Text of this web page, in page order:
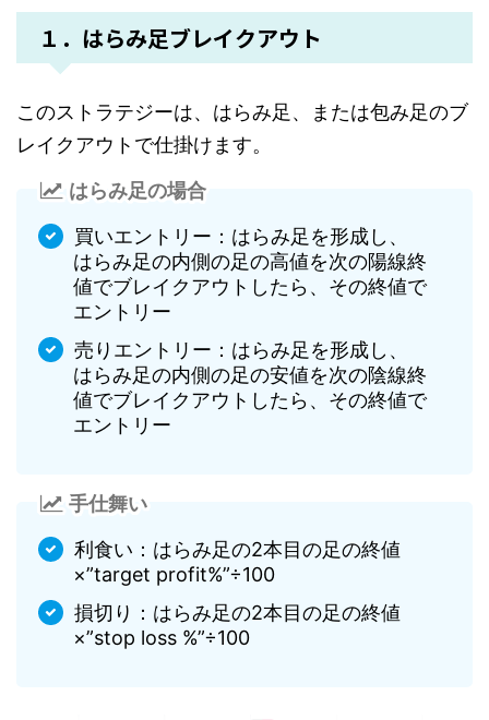
１．はらみ足ブレイクアウト
このストラテジーは、はらみ足、または包み足のブ
レイクアウトで仕掛けます。
はらみ足の場合
買いエントリー：はらみ足を形成し、
はらみ足の内側の足の高値を次の陽線終
値でブレイクアウトしたら、その終値で
エントリー
売りエントリー：はらみ足を形成し、
はらみ足の内側の足の安値を次の陰線終
値でブレイクアウトしたら、その終値で
エントリー
手仕舞い
利食い：はらみ足の2本目の足の終値
×”target profit%”÷100
損切り：はらみ足の2本目の足の終値
×”stop loss %”÷100